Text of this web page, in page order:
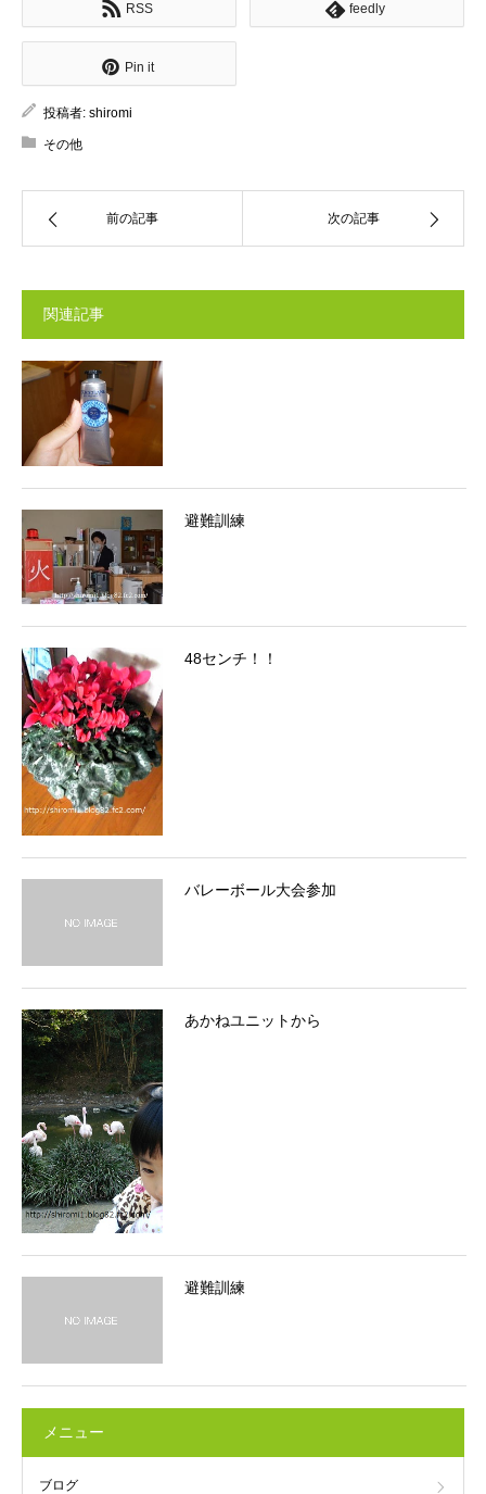
RSS feedly
Pin it
投稿者: shiromi
その他
前の記事 次の記事
関連記事
避難訓練
48センチ！！
バレーボール大会参加
あかねユニットから
避難訓練
メニュー
ブログ